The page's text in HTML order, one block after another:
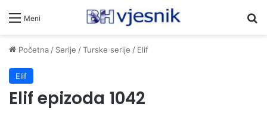
Meni
Početna/ Serije /Turske serije / Elif
Elif
Elif epizoda 1042